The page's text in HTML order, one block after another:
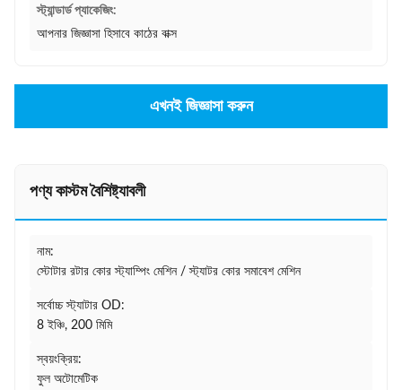
স্ট্যান্ডার্ড প্যাকেজিং:
আপনার জিজ্ঞাসা হিসাবে কাঠের বাক্স
এখনই জিজ্ঞাসা করুন
পণ্য কাস্টম বৈশিষ্ট্যাবলী
নাম:
স্টোটার রটার কোর স্ট্যাম্পিং মেশিন / স্ট্যাটর কোর সমাবেশ মেশিন
সর্বোচ্চ স্ট্যাটার OD:
8 ইঞ্চি, 200 মিমি
স্বয়ংক্রিয়:
ফুল অটোমেটিক